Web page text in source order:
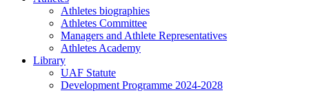
Athletes biographies
Athletes Committee
Managers and Athlete Representatives
Athletes Academy
Library
UAF Statute
Development Programme 2024-2028